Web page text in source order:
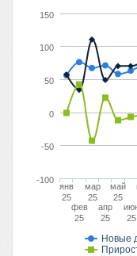
Новые
янв
25
фев
25
мар
25
апр
25
май
25
25
-100
-50
0
50
100
150